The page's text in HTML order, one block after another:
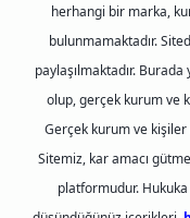
herhangi bir marka,
bulunmamaktadır.
paylaşılmaktadır.
olup, gerçek kurum ve
Gerçek kurum ve
Sitemiz, kar amacı
platformudur.